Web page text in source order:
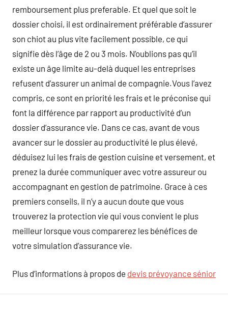
remboursement plus preferable. Et quel que soit le
dossier choisi, il est ordinairement préférable d’assurer
son chiot au plus vite facilement possible, ce qui
signifie dès l’âge de 2 ou 3 mois. N’oublions pas qu’il
existe un âge limite au-delà duquel les entreprises
refusent d’assurer un animal de compagnie.Vous l’avez
compris, ce sont en priorité les frais et le préconise qui
font la différence par rapport au productivité d’un
dossier d’assurance vie. Dans ce cas, avant de vous
avancer sur le dossier au productivité le plus élevé,
déduisez lui les frais de gestion cuisine et versement, et
prenez la durée communiquer avec votre assureur ou
accompagnant en gestion de patrimoine. Grace à ces
premiers conseils, il n’y a aucun doute que vous
trouverez la protection vie qui vous convient le plus
meilleur lorsque vous comparerez les bénéfices de
votre simulation d’assurance vie.
Plus d’informations à propos de devis prévoyance sénior